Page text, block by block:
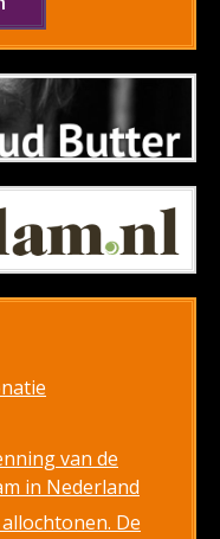
van de
in Nederland
De